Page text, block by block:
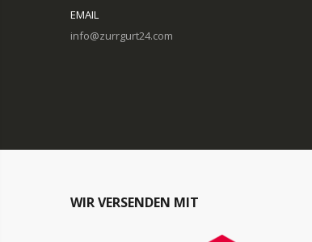
EMAIL
info@zurrgurt24.com
WIR VERSENDEN MIT